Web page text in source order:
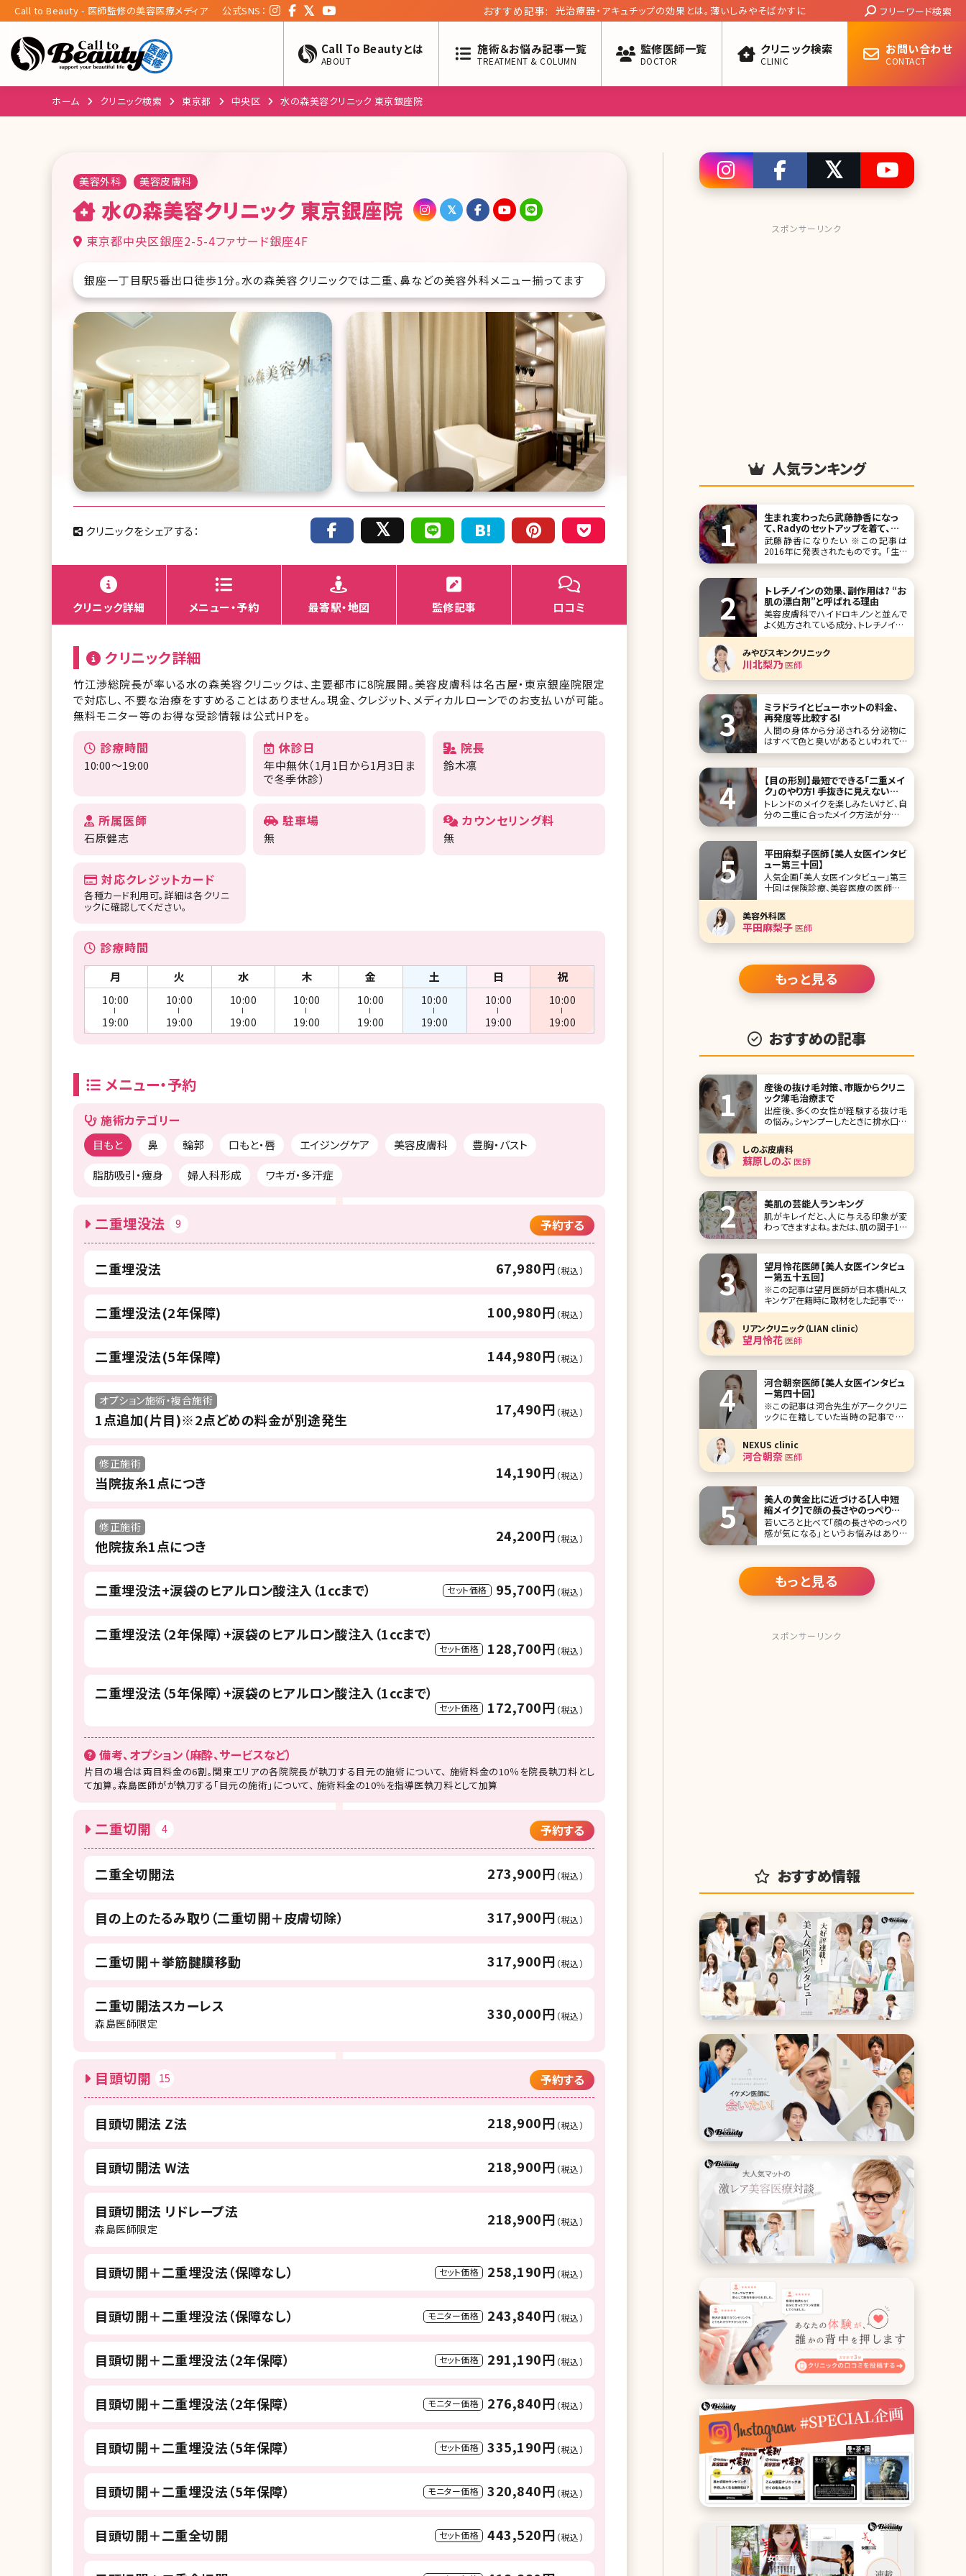
Call to Beauty - 医師監修の美容医療メディア 公式SNS： おすすめ記事:
アイラインのアートメイクをしのぶ先生が解説。監修アートメイク
Search:
フリーワード検索
Call To Beautyとは
ABOUT
施術＆お悩み記事一覧
TREATMENT & COLUMN
監修医師一覧
DOCTOR
クリニック検索
CLINIC
お問い合わせ
CONTACT
ホーム クリニック検索 東京都 中央区 水の森美容クリニック 東京銀座院
美容外科 美容皮膚科
水の森美容クリニック 東京銀座院
東京都中央区銀座2-5-4ファサード銀座4F
銀座一丁目駅5番出口徒歩1分。水の森美容クリニックでは二重、鼻などの美容外科メニュー揃ってます
クリニックをシェアする：
クリニック詳細 メニュー・予約 最寄駅・地図 監修記事 口コミ
クリニック詳細
竹江渉総院長が率いる水の森美容クリニックは、主要都市に8院展開。美容皮膚科は名古屋・東京銀座院限定
で対応し、不要な治療をすすめることはありません。現金、クレジット、メディカルローンでのお支払いが可能。
無料モニター等のお得な受診情報は公式HPを。
診療時間
10:00～19:00
休診日
年中無休（1月1日から1月3日ま
で冬季休診）
院長
鈴木凛
所属医師
石原健志
駐車場
無
カウンセリング料
無
対応クレジットカード
各種カード利用可。詳細は各クリニ
ックに確認してください。
診療時間
月 火 水 木 金 土 日 祝
10:00
19:00
10:00
19:00
10:00
19:00
10:00
19:00
10:00
19:00
10:00
19:00
10:00
19:00
10:00
19:00
メニュー・予約
施術カテゴリー
目もと 鼻 輪郭 口もと・唇 エイジングケア 美容皮膚科
豊胸・バスト
脂肪吸引・痩身
婦人科形成 ワキガ・多汗症
二重埋没法 9 予約する
二重埋没法 67,980円 （税込）
二重埋没法(2年保障) 100,980円 （税込）
二重埋没法(5年保障) 144,980円 （税込）
オプション施術・複合施術
1点追加(片目)※2点どめの料金が別途発生
17,490円 （税込）
修正施術
当院抜糸1点につき
14,190円 （税込）
修正施術
他院抜糸1点につき
24,200円 （税込）
二重埋没法+涙袋のヒアルロン酸注入（1㏄まで） セット価格 95,700円 （税込）
二重埋没法（2年保障）+涙袋のヒアルロン酸注入（1㏄まで）
セット価格 128,700円 （税込）
二重埋没法（5年保障）+涙袋のヒアルロン酸注入（1㏄まで）
セット価格 172,700円 （税込）
備考、オプション（麻酔、サービスなど）
片目の場合は両目料金の6割。関東エリアの各院院長が執刀する目元の施術について、 施術料金の10％を院長執刀料とし
て加算。森島医師がが執刀する「目元の施術」について、 施術料金の10％を指導医執刀料として加算
二重切開 4 予約する
二重全切開法 273,900円 （税込）
目の上のたるみ取り（二重切開＋皮膚切除） 317,900円 （税込）
二重切開＋挙筋腱膜移動 317,900円 （税込）
二重切開法スカーレス
森島医師限定
330,000円 （税込）
目頭切開 15 予約する
目頭切開法 Z法 218,900円 （税込）
目頭切開法 W法 218,900円 （税込）
目頭切開法 リドレープ法
森島医師限定
218,900円 （税込）
目頭切開＋二重埋没法（保障なし） セット価格 258,190円 （税込）
目頭切開＋二重埋没法（保障なし） モニター価格 243,840円 （税込）
目頭切開＋二重埋没法（2年保障） セット価格 291,190円 （税込）
目頭切開＋二重埋没法（2年保障） モニター価格 276,840円 （税込）
目頭切開＋二重埋没法（5年保障） セット価格 335,190円 （税込）
目頭切開＋二重埋没法（5年保障） モニター価格 320,840円 （税込）
目頭切開＋二重全切開 セット価格 443,520円 （税込）
スポンサーリンク
人気ランキング
生まれ変わったら武藤静香になっ
て、Radyのセットアップを着て、彼
氏と夜中のドンキへ出かけたい／
北条かや
武藤静香になりたい ※この記事は
2016年に発表されたものです。 「生ま
れ変わったら誰になりたいですか？」と
頃から「egg」「Ranzuki」「小悪魔ageha
トレチノインの効果、副作用は? “お
肌の漂白剤”と呼ばれる理由
美容皮膚科でハイドロキノンと並んで
よく処方されている成分、トレチノイン。
この2つの成分はシミや肝斑、ニキビ跡
み合わせです。ハイドロキノンは「肌の
漂白剤」とも呼ばれるほど美白効果が
高い成分として有名ですが、トレチノイ
みやびスキンクリニック
川北梨乃医師
ミラドライとビューホットの料金、
再発度等比較する!
人間の身体から分泌される分泌物に
はすべて色と臭いがあるといわれてい
ます。ですが、特に脇の下の臭いはご自
てしまうことも少なくありません。 脇の
下の臭い、それは皮下のアポクリン汗
腺とエクリン汗腺から分泌される汗が
原因となっていますが、実は、汗には水
分だけではなく、
【目の形別】最短でできる「二重メイ
ク」のやり方! 手抜きに見えない旬
メイクを解説
トレンドのメイクを楽しみたいけど、自
分の二重に合ったメイク方法が分から
ないという悩みはありませんか?実は
重・平行二重それぞれの魅力を活かし
たメイクのポイントがあります。自分の
二重に合わせたメイクをおさえないと、
雑誌のモデルのようなパッチリ可愛らし
い目元をつくるはず
平田麻梨子医師【美人女医インタビ
ュー第三十回】
人気企画「美人女医インタビュー」第三
十回は保険診療、美容医療の医師とし
て、複数のクリニックで活躍されてい
る、平田麻梨子（ひらた まりこ）先生で
す。 頭の良さ、透き通る様な美肌、華の
ある雰囲気など美人女医を絵に描いた
ような平田先生。ご自身で経験された
的なスキンケ
美容外科医
平田麻梨子医師
もっと見る
おすすめの記事
産後の抜け毛対策、市販からクリニ
ック薄毛治療まで
出産後、多くの女性が経験する抜け毛
の悩み。シャンプーしたときに排水口に
溜まった抜け毛を見て「このまま薄毛
になってしまうのでは……」と不安を覚
えた方もいるのでは?では、この産後の
抜け毛はいつまで続くのでしょうか。こ
こで産後の抜け毛の原因や対策、その
しのぶ皮膚科
蘇原しのぶ医師
美肌の芸能人ランキング
肌がキレイだと、人に与える印象が変
わってきますよね。または、肌の調子1つ
で、自信が持てたり持てなかったり。肌
りも重要なポイントかもしれません。 そ
こで、美肌を保つ美意識を高めるため
に、羨ましいほどの美肌をもった女性芸
能人をまとめてみました!ランキング形
式に
望月怜花医師【美人女医インタビュ
ー第五十五回】
※この記事は望月医師が日本橋HALス
キンケア在籍時に取材をした記事です。
「美人女医インタビュー」第五十五回
は、東京人形町駅からすぐの日本橋
HALスキンケアの望月怜花（もちづき
れいか）先生です。 日本橋HALスキンケ
アは、歯科クリニック経営の医療法人
開院されま
リアンクリニック（LIAN clinic）
望月怜花医師
河合朝奈医師【美人女医インタビュ
ー第四十回】
※この記事は河合先生がアーククリニ
ックに在籍していた当時の記事です。
人気企画「美人女医インタビュー」第四
中に位置するアーククリニックの河合
朝奈（かわい あさな）先生です。 レーザ
ー治療に関して、造詣が深く、日々研究
NEXUS clinic
河合朝奈医師
美人の黄金比に近づける【人中短
縮メイク】で顔の長さやのっぺり感
を解消!
若いころと比べて「顔の長さやのっぺり
感が気になる」というお悩みはありま
せんか?キレイにメイクを仕上げても、
かなか難しいですよね。そんなお悩み
を解決してくれるのが、鼻と唇の距離を
近づけて見せる「人中短縮メイク」。 そ
こで今回は、顔ののっぺり感を解消し
もっと見る
スポンサーリンク
おすすめ情報